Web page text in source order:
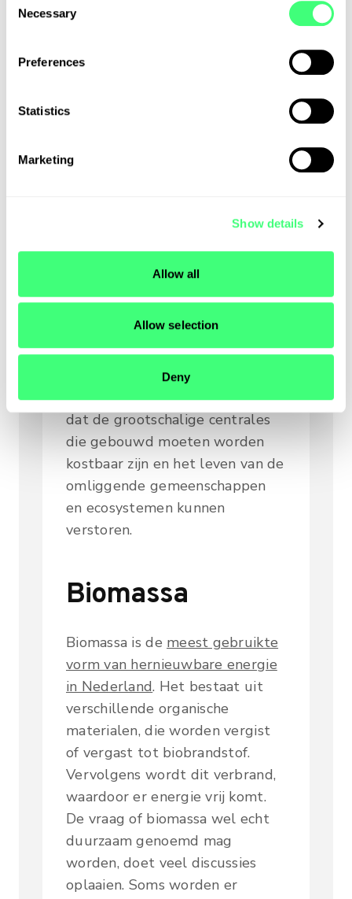
Necessary
Preferences
Statistics
Marketing
Show details
Allow all
Allow selection
Deny
Waterkracht
Stromend water kan omgezet
stromende water draait een
aan een elektrische generator.
elektriciteit. Maar liefst 71
energie wereldwijd bestaat uit
Hoewel deze vorm van
duurzame energie afkomstig is
uit een schone energiebron, zijn
er een aantal critici die het niet
duurzaam vinden. Zij geven aan
dat de grootschalige centrales
die gebouwd moeten worden
kostbaar zijn en het leven van de
omliggende gemeenschappen
en ecosystemen kunnen
verstoren.
Biomassa
Biomassa is de meest gebruikte
vorm van hernieuwbare energie
in Nederland. Het bestaat uit
verschillende organische
materialen, die worden vergist
of vergast tot biobrandstof.
Vervolgens wordt dit verbrand,
waardoor er energie vrij komt.
De vraag of biomassa wel echt
duurzaam genoemd mag
worden, doet veel discussies
oplaaien. Soms worden er